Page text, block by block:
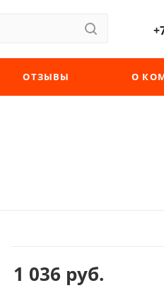
ОТЗЫВЫ О
1 036 руб.